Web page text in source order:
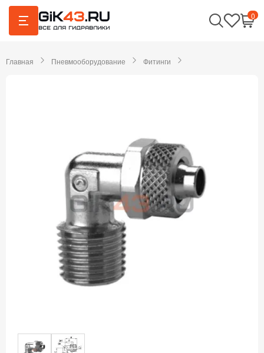
0
Главная Пневмооборудование Фитинги